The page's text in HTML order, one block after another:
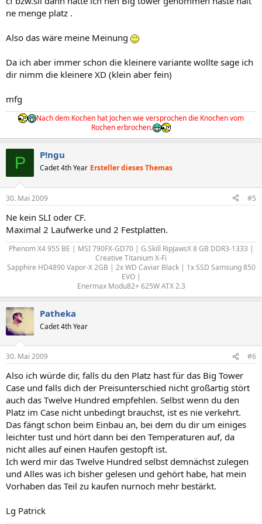
ne menge platz .
Also das wäre meine Meinung
Da ich aber immer schon die kleinere variante wollte sage ich
dir nimm die kleinere XD (klein aber fein)
mfg
Nach dem Kochen hat Jochen wie versprochen die Knochen vom
Rochen erbrochen.
P P!ngu
Cadet 4th Year Ersteller dieses Themas
30. Mai 2009 #5
Ne kein SLI oder CF.
Maximal 2 Laufwerke und 2 Festplatten.
Phenom X4 955 BE | MSI 790FX-GD70 | G.Skill RipJawsX 8 GB DDR3-1333 |
Creative Titanium X-Fi​
Sapphire HD4890 Vapor-X 2GB | 2x WD Caviar Black | 1x SSD Samsung 850
EVO |
Enermax Modu82+ 625W ATX 2.3​
Patheka
Cadet 4th Year
30. Mai 2009 #6
Also ich würde dir, falls du den Platz hast für das Big Tower
Case und falls dich der Preisunterschied nicht großartig stört
auch das Twelve Hundred empfehlen. Selbst wenn du den
Platz im Case nicht unbedingt brauchst, ist es nie verkehrt.
Das fängt schon beim Einbau an, bei dem du dir um einiges
leichter tust und hört dann bei den Temperaturen auf, da
nicht alles auf einen Haufen gestopft ist.
Ich werd mir das Twelve Hundred selbst demnächst zulegen
und Alles was ich bisher gelesen und gehört habe, hat mein
Vorhaben das Teil zu kaufen nurnoch mehr bestärkt.
Lg Patrick